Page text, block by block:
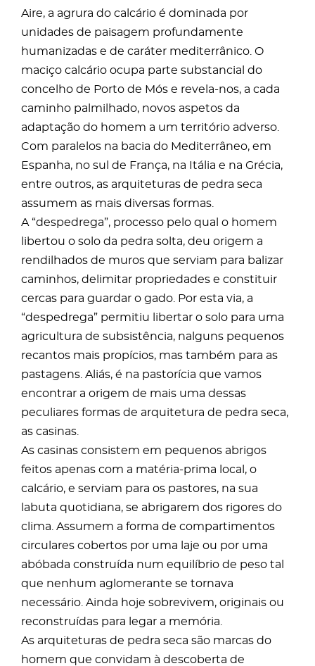
Aire, a agrura do calcário é dominada por
unidades de paisagem profundamente
humanizadas e de caráter mediterrânico. O
maciço calcário ocupa parte substancial do
concelho de Porto de Mós e revela-nos, a cada
caminho palmilhado, novos aspetos da
adaptação do homem a um território adverso.
Com paralelos na bacia do Mediterrâneo, em
Espanha, no sul de França, na Itália e na Grécia,
entre outros, as arquiteturas de pedra seca
assumem as mais diversas formas.
A “despedrega”, processo pelo qual o homem
libertou o solo da pedra solta, deu origem a
rendilhados de muros que serviam para balizar
caminhos, delimitar propriedades e constituir
cercas para guardar o gado. Por esta via, a
“despedrega” permitiu libertar o solo para uma
agricultura de subsistência, nalguns pequenos
recantos mais propícios, mas também para as
pastagens. Aliás, é na pastorícia que vamos
encontrar a origem de mais uma dessas
peculiares formas de arquitetura de pedra seca,
as casinas.
As casinas consistem em pequenos abrigos
feitos apenas com a matéria-prima local, o
calcário, e serviam para os pastores, na sua
labuta quotidiana, se abrigarem dos rigores do
clima. Assumem a forma de compartimentos
circulares cobertos por uma laje ou por uma
abóbada construída num equilíbrio de peso tal
que nenhum aglomerante se tornava
necessário. Ainda hoje sobrevivem, originais ou
reconstruídas para legar a memória.
As arquiteturas de pedra seca são marcas do
homem que convidam à descoberta de